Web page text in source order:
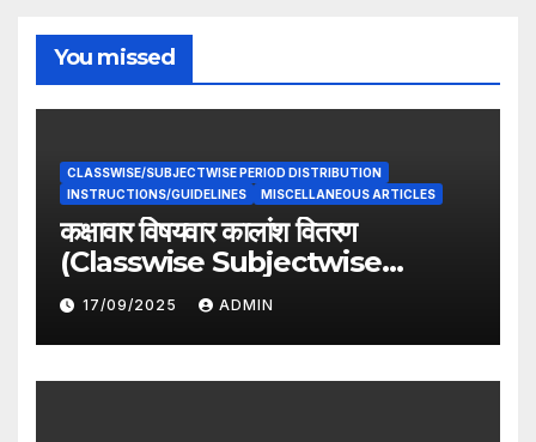
You missed
CLASSWISE/SUBJECTWISE PERIOD DISTRIBUTION
INSTRUCTIONS/GUIDELINES
MISCELLANEOUS ARTICLES
कक्षावार विषयवार कालांश वितरण
(Classwise Subjectwise
period distribution)
17/09/2025 ADMIN